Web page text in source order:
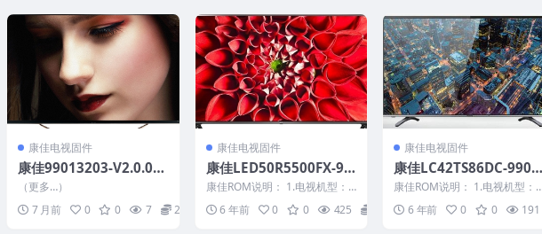
康佳电视固件
康佳99013203-V2.0.00-
LED42R1800A-T420HV
N06.1_U盘刷机固件
（更多…）
7 月前
0 0 7 20
康佳电视固件
康佳LED50R5500FX-99
011381-V1.0.09原厂系
统刷机电视固件包下载
康佳ROM说明： 1.电视机型：L
ED50R5500FX 2.物料号：9901
1...6 年前 0 0 425
康佳电视固件
康佳LC42TS86DC-9900
7730-V1.1.02原厂系统
刷机电视固件包下载
康佳ROM说明： 1.电视机型：L
C42TS86DC 2.物料号：99007
73...6 年前 0 0 191